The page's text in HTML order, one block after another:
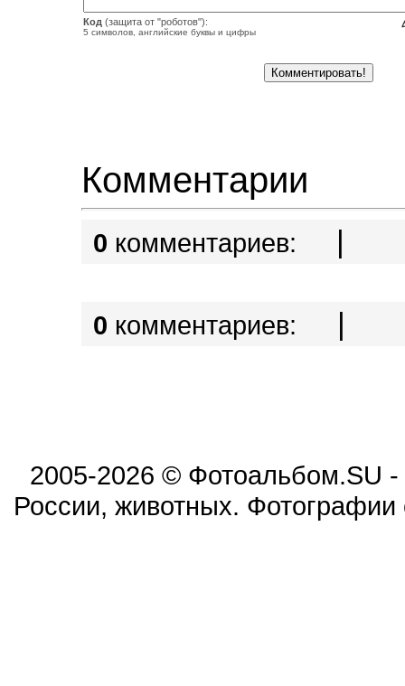
Код (защита от "роботов"):
5 символов, английские буквы и цифры
Комментарии
0 комментариев: |
0 комментариев: |
2005-2026 © Фотоальбом.SU -
России, животных.